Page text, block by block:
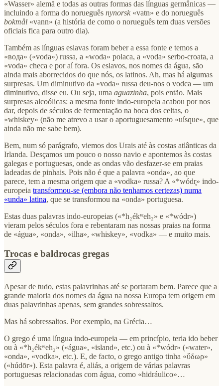
«Wasser» alemã e todas as outras formas das línguas germânicas —
incluindo a forma do norueguês nynorsk «vatn» e do norueguês
bokmål «vann» (a história de como o norueguês tem duas versões
oficiais fica para outro dia).
Também as línguas eslavas foram beber a essa fonte e temos a
«вода» («voda») russa, a «woda» polaca, a «voda» serbo-croata, a
«voda» checa e por aí fora. Os eslavos, nos nomes da água, são
ainda mais aborrecidos do que nós, os latinos. Ah, mas há algumas
surpresas. Um diminutivo da «voda» russa deu-nos o vodca — um
diminutivo, disse eu. Ou seja, uma aguazinha, pois então. Mais
surpresas alcoólicas: a mesma fonte indo-europeia acabou por nos
dar, depois de séculos de fermentação na boca dos celtas, o
«whiskey» (não me atrevo a usar o aportuguesamento «uísque», que
ainda não me sabe bem).
Bem, num só parágrafo, viemos dos Urais até às costas atlânticas da
Irlanda. Desçamos um pouco o nosso navio e apontemos às costas
galegas e portuguesas, onde as ondas vão desfazer-se em praias
ladeadas de pinhais. Pois não é que a palavra «onda», ao que
parece, tem a mesma origem que a «vodka» russa? A «*wódr̥» indo-
europeia transformou-se (embora não tenhamos certezas) numa
«unda» latina, que se transformou na «onda» portuguesa.
Estas duas palavras indo-europeias («*h₂ékʷeh₂» e «*wódr»)
vieram pelos séculos fora e rebentaram nas nossas praias na forma
de «água», «onda», «ilha», «whiskey», «vodka» — e muito mais.
Trocas e baldrocas gregas
Apesar de tudo, estas palavrinhas até se portaram bem. Parece que a
grande maioria dos nomes da água na nossa Europa tem origem em
duas palavrinhas apenas, sem grandes sobressaltos.
Mas há sobressaltos. Por exemplo, na Grécia…
O grego é uma língua indo-europeia — em princípio, teria ido beber
ou à «*h₂ékʷeh₂» («água», «island», etc.) ou à «*wódr» («water»,
«onda», «vodka», etc.). E, de facto, o grego antigo tinha «ὕδωρ»
(«húdōr»). Esta palavra é, aliás, a origem de várias palavras
portuguesas relacionadas com água, como «hidráulico»…